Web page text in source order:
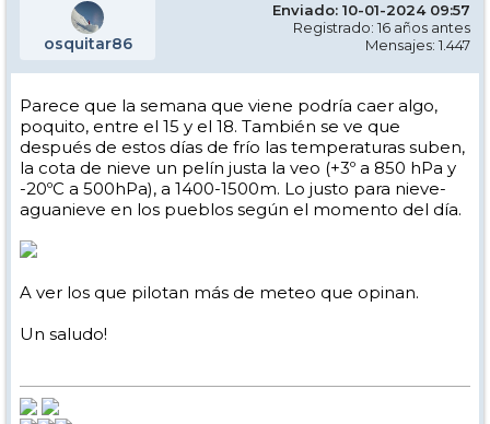
osquitar86
Enviado: 10-01-2024 09:57
Registrado: 16 años antes
Mensajes: 1.447
Parece que la semana que viene podría caer algo,
poquito, entre el 15 y el 18. También se ve que
después de estos días de frío las temperaturas suben,
la cota de nieve un pelín justa la veo (+3º a 850 hPa y
-20ºC a 500hPa), a 1400-1500m. Lo justo para nieve-
aguanieve en los pueblos según el momento del día.
A ver los que pilotan más de meteo que opinan.
Un saludo!